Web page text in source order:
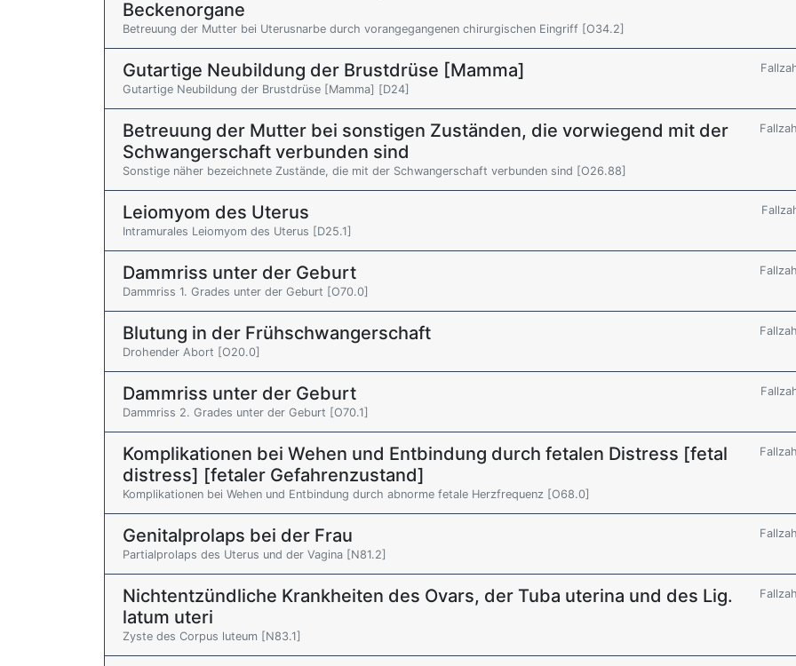
Beckenorgane
Betreuung der Mutter bei Uterusnarbe durch vorangegangenen chirurgischen Eingriff [O34.2]
Gutartige Neubildung der Brustdrüse [Mamma]
Gutartige Neubildung der Brustdrüse [Mamma] [D24]
Betreuung der Mutter bei sonstigen Zuständen, die vorwiegend mit der
Schwangerschaft verbunden sind
Sonstige näher bezeichnete Zustände, die mit der Schwangerschaft verbunden sind [O26.88]
Leiomyom des Uterus
Intramurales Leiomyom des Uterus [D25.1]
Dammriss unter der Geburt
Dammriss 1. Grades unter der Geburt [O70.0]
Blutung in der Frühschwangerschaft
Drohender Abort [O20.0]
Dammriss unter der Geburt
Dammriss 2. Grades unter der Geburt [O70.1]
Komplikationen bei Wehen und Entbindung durch fetalen Distress [fetal
distress] [fetaler Gefahrenzustand]
Komplikationen bei Wehen und Entbindung durch abnorme fetale Herzfrequenz [O68.0]
Genitalprolaps bei der Frau
Partialprolaps des Uterus und der Vagina [N81.2]
Nichtentzündliche Krankheiten des Ovars, der Tuba uterina und des Lig.
latum uteri
Zyste des Corpus luteum [N83.1]